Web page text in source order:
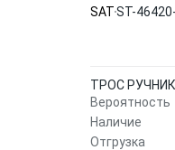
SATST-
ТРОС
Вероятность
Наличие
Отгрузка